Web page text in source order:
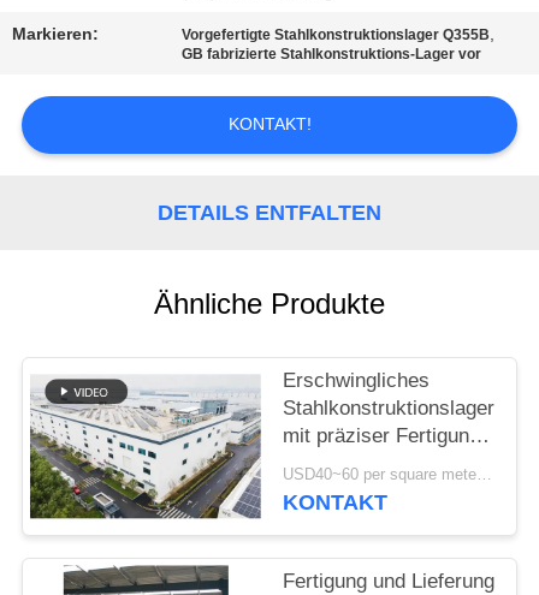
NEUIGKEITEN
FÄLLE
Markieren: Vorgefertigte Stahlkonstruktionslager Q355B,
GB fabrizierte Stahlkonstruktions-Lager vor
KONTAKT!
DETAILS ENTFALTEN
Ähnliche Produkte
Erschwingliches
Stahlkonstruktionslager
mit präziser Fertigung
und einer einzigen
Lieferlösung
USD40~60 per square meter MOQ:1000 sqm
KONTAKT
Fertigung und Lieferung